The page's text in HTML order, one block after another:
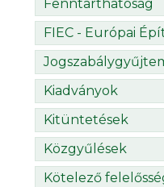
Fenntarthatóság
FIEC - Európai
Kiadványok
Kitüntetések
Közgyűlések
Kötelező